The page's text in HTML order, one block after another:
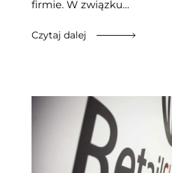
firmie. W związku…
Czytaj dalej